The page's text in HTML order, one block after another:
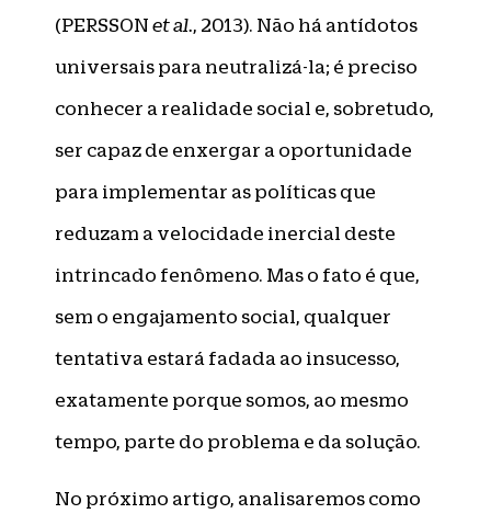
(PERSSON et al., 2013). Não há antídotos
universais para neutralizá-la; é preciso
conhecer a realidade social e, sobretudo,
ser capaz de enxergar a oportunidade
para implementar as políticas que
reduzam a velocidade inercial deste
intrincado fenômeno. Mas o fato é que,
sem o engajamento social, qualquer
tentativa estará fadada ao insucesso,
exatamente porque somos, ao mesmo
tempo, parte do problema e da solução.
No próximo artigo, analisaremos como